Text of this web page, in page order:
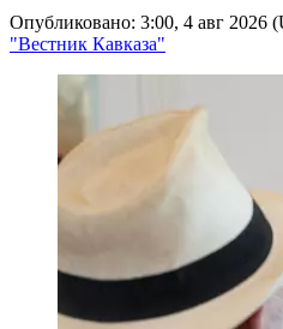
Опубликовано: 3:00, 4 авг 2026
"Вестник Кавказа"